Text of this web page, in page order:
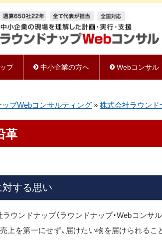
プ 中小企業の方へ Webコンサル
ップWebコンサルティング » 株式会社ラウンド
革
する思い
ウンドナップ（ラウンドナップ・Webコンサ
売上を第一にせず、届けたい物を届けられるこ